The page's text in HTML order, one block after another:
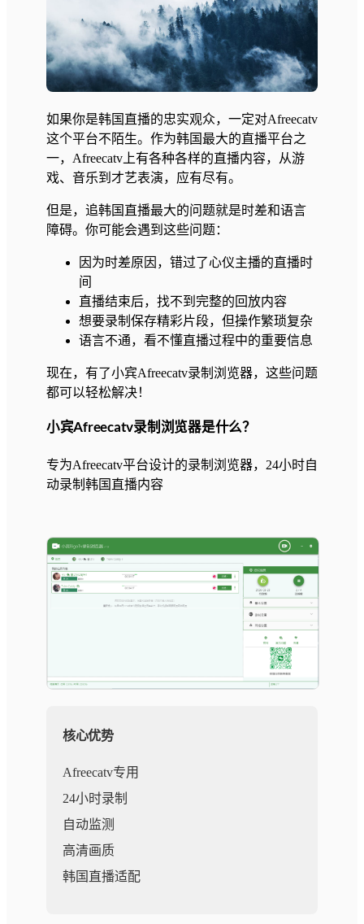
如果你是韩国直播的忠实观众，一定对Afreecatv
这个平台不陌生。作为韩国最大的直播平台之
一，Afreecatv上有各种各样的直播内容，从游
戏、音乐到才艺表演，应有尽有。
但是，追韩国直播最大的问题就是时差和语言
障碍。你可能会遇到这些问题：
因为时差原因，错过了心仪主播的直播时
间
直播结束后，找不到完整的回放内容
想要录制保存精彩片段，但操作繁琐复杂
语言不通，看不懂直播过程中的重要信息
现在，有了小宾Afreecatv录制浏览器，这些问题
都可以轻松解决！
小宾Afreecatv录制浏览器是什么？
专为Afreecatv平台设计的录制浏览器，24小时自
动录制韩国直播内容
核心优势
Afreecatv专用
24小时录制
自动监测
高清画质
韩国直播适配